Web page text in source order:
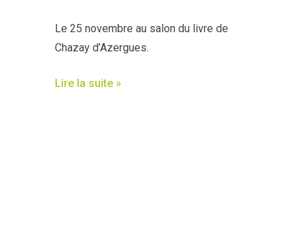
Le 25 novembre au salon du livre de
Chazay d’Azergues.
Lire la suite »